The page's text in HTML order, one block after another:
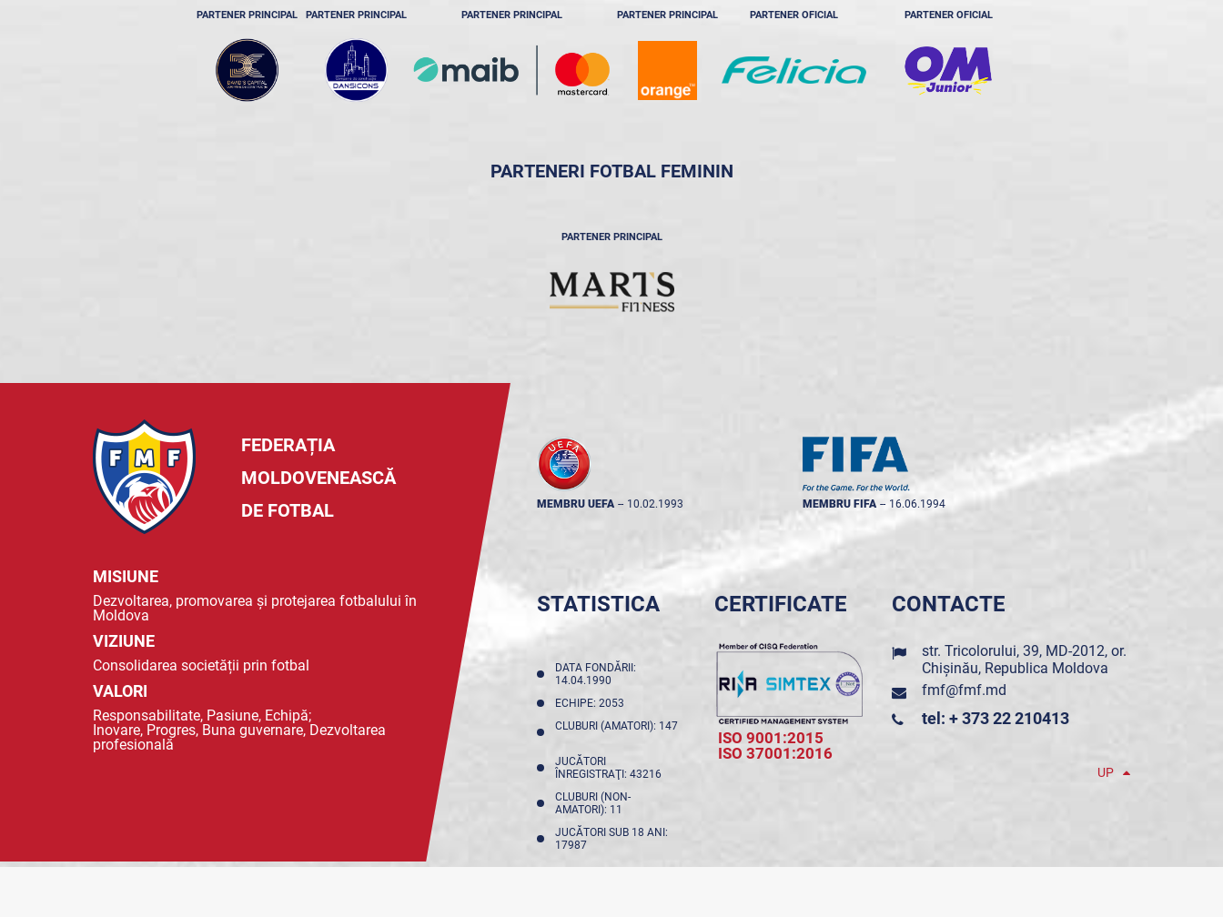
PARTENER PRINCIPAL PARTENER PRINCIPAL PARTENER PRINCIPAL PARTENER PRINCIPAL PARTENER OFICIAL PARTENER OFICIAL
PARTENERI FOTBAL FEMININ
PARTENER PRINCIPAL
FEDERAȚIA
MOLDOVENEASCĂ
DE FOTBAL
MISIUNE
Dezvoltarea, promovarea și protejarea fotbalului în
Moldova
VIZIUNE
Consolidarea societății prin fotbal
VALORI
Responsabilitate, Pasiune, Echipă;
Inovare, Progres, Buna guvernare, Dezvoltarea
profesională
MEMBRU UEFA -- 10.02.1993 MEMBRU FIFA -- 16.06.1994
STATISTICA
DATA FONDĂRII:
14.04.1990
ECHIPE: 2053
CLUBURI (AMATORI): 147
JUCĂTORI
ÎNREGISTRAŢI: 43216
CLUBURI (NON-
AMATORI): 11
JUCĂTORI SUB 18 ANI:
17987
CERTIFICATE
ISO 9001:2015
ISO 37001:2016
CONTACTE
str. Tricolorului, 39, MD-2012, or.
Chișinău, Republica Moldova
fmf@fmf.md
tel: + 373 22 210413
UP